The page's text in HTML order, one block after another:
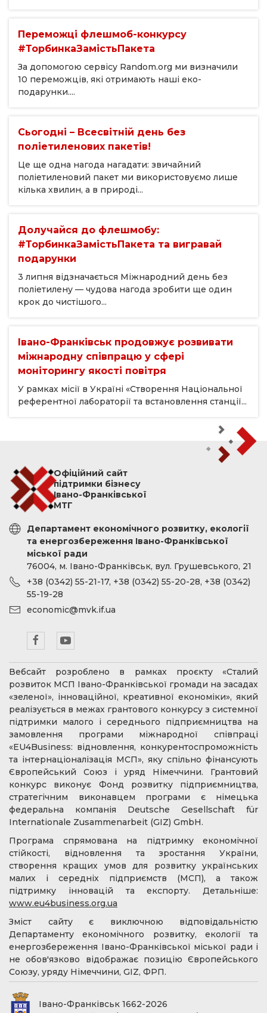
Переможці флешмоб-конкурсу
#ТорбинкаЗамістьПакета
За допомогою сервісу Random.org ми визначили
10 переможців, які отримають наші еко-
подарунки....
Сьогодні – Всесвітній день без
поліетиленових пакетів!
Це ще одна нагода нагадати: звичайний
поліетиленовий пакет ми використовуємо лише
кілька хвилин, а в природі...
Долучайся до флешмобу:
#ТорбинкаЗамістьПакета та вигравай
подарунки
3 липня відзначається Міжнародний день без
поліетилену — чудова нагода зробити ще один
крок до чистішого...
Івано-Франківськ продовжує розвивати
міжнародну співпрацю у сфері
моніторингу якості повітря
У рамках місії в Україні «Створення Національної
референтної лабораторії та встановлення станції...
Офіційний сайт
підтримки бізнесу
Івано-Франківської
МТГ
Департамент економічного розвитку, екології
та енергозбереження Івано-Франківської
міської ради
76004, м. Івано-Франківськ, вул. Грушевського, 21
+38 (0342) 55-21-17, +38 (0342) 55-20-28, +38 (0342)
55-19-28
economic@mvk.if.ua
Вебсайт розроблено в рамках проєкту «Сталий
розвиток МСП Івано-Франківської громади на засадах
«зеленої», інноваційної, креативної економіки», який
реалізується в межах грантового конкурсу з системної
підтримки малого і середнього підприємництва на
замовлення програми міжнародної співпраці
«EU4Business: відновлення, конкурентоспроможність
та інтернаціоналізація МСП», яку спільно фінансують
Європейський Союз і уряд Німеччини. Грантовий
конкурс виконує Фонд розвитку підприємництва,
стратегічним виконавцем програми є німецька
федеральна компанія Deutsche Gesellschaft für
Internationale Zusammenarbeit (GIZ) GmbH.
Програма спрямована на підтримку економічної
стійкості, відновлення та зростання України,
створення кращих умов для розвитку українських
малих і середніх підприємств (МСП), а також
підтримку інновацій та експорту. Детальніше:
www.eu4business.org.ua
Зміст сайту є виключною відповідальністю
Департаменту економічного розвитку, екології та
енергозбереження Івано-Франківської міської ради і
не обов'язково відображає позицію Європейського
Союзу, уряду Німеччини, GIZ, ФРП.
Івано-Франківськ 1662-2026